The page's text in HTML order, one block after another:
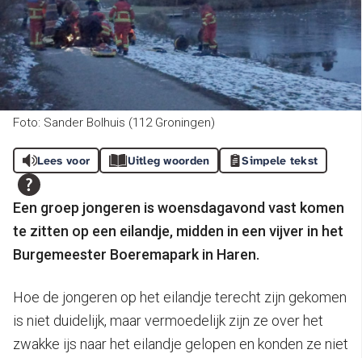
Foto: Sander Bolhuis (112 Groningen)
Lees voor Uitleg woorden Simpele tekst
Een groep jongeren is woensdagavond vast komen
te zitten op een eilandje, midden in een vijver in het
Burgemeester Boeremapark in Haren.
Hoe de jongeren op het eilandje terecht zijn gekomen
is niet duidelijk, maar vermoedelijk zijn ze over het
zwakke ijs naar het eilandje gelopen en konden ze niet